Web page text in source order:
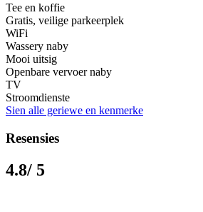
Tee en koffie
Gratis, veilige parkeerplek
WiFi
Wassery naby
Mooi uitsig
Openbare vervoer naby
TV
Stroomdienste
Sien alle geriewe en kenmerke
Resensies
4.8/ 5